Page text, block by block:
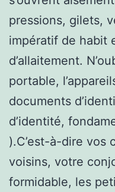
pressions, gilets,
impératif de habit
d’allaitement.
portable,
documents
d’identité,
).C’est-à-dire vos
voisins, votre
formidable, les